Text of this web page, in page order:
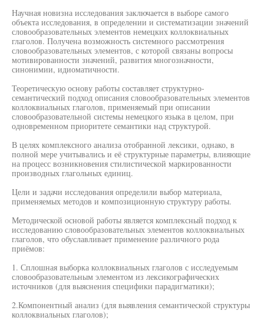
Научная новизна исследования заключается в выборе самого
объекта исследования, в определении и систематизации значений
словообразовательных элементов немецких коллоквиальных
глаголов. Получена возможность системного рассмотрения
словообразовательных элементов, с которой связаны вопросы
мотивированности значений, развития многозначности,
синонимии, идиоматичности.
Теоретическую основу работы составляет структурно-
семантический подход описания словообразовательных элементов
коллоквиальных глаголов, применяемый при описании
словообразовательной системы немецкого языка в целом, при
одновременном приоритете семантики над структурой.
В целях комплексного анализа отобранной лексики, однако, в
полной мере учитывались и её структурные параметры, влияющие
на процесс возникновения стилистической маркированности
производных глагольных единиц.
Цели и задачи исследования определили выбор материала,
применяемых методов и композиционную структуру работы.
Методической основой работы является комплексный подход к
исследованию словообразовательных элементов коллоквиальных
глаголов, что обуславливает применение различного рода
приёмов:
1. Сплошная выборка коллоквиальных глаголов с исследуемым
словообразовательным элементом из лексикографических
источников (для выяснения специфики парадигматики);
2.Компонентный анализ (для выявления семантической структуры
коллоквиальных глаголов);